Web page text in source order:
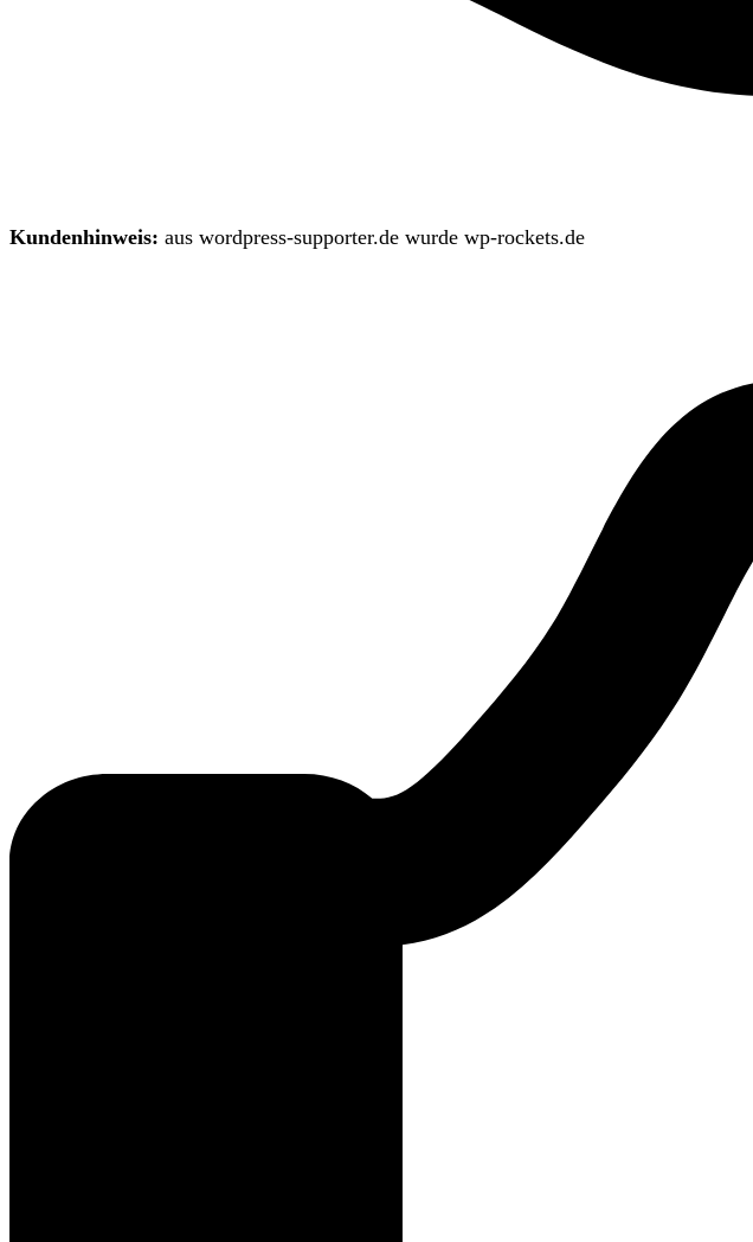
Kundenhinweis: aus wordpress-supporter.de wurde wp-rockets.de